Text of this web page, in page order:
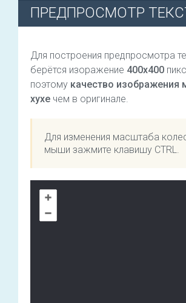
ПРЕДПРОСМОТР
Для построения предпросмотра
берётся изоражение 400х400
поэтому качество изображения
хухе чем в оригинале.
Для изменения масштаба
мыши зажмите клавишу CTRL.